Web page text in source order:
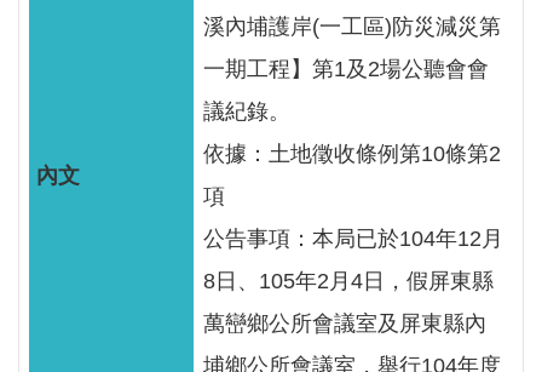
網
溪內埔護岸(一工區)防災減災第
一期工程】第1及2場公聽會會
議紀錄。
依據：土地徵收條例第10條第2
項
公告事項：本局已於104年12月
8日、105年2月4日，假屏東縣
萬巒鄉公所會議室及屏東縣內
埔鄉公所會議室，舉行104年度